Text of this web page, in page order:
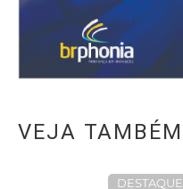
VEJA TAMBÉM
DESTAQUE